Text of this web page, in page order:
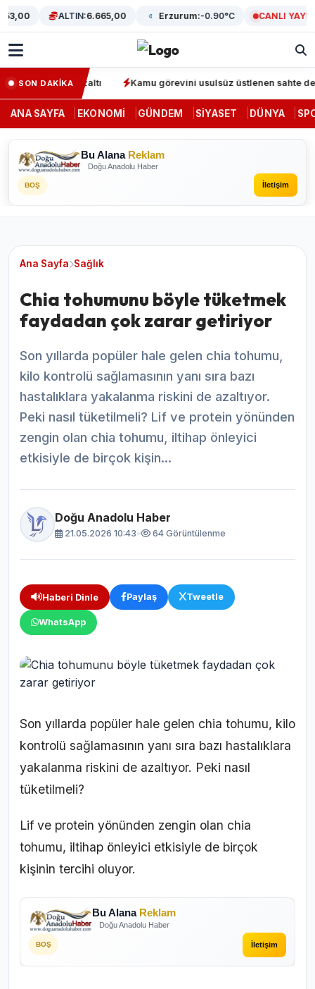
ALTIN:6.665,00 Erzurum:-0.90°C CANLI YAYIN
SON DAKİKA
64 gözaltı Kamu görevini usulsüz üstlenen sahte
ANA SAYFA EKONOMI GÜNDEM SIYASET DÜNYA
Bu Alana Reklam
Doğu Anadolu Haber
BOŞ İletişim
Ana Sayfa Sağlık
Chia tohumunu böyle tüketmek
faydadan çok zarar getiriyor
Son yıllarda popüler hale gelen chia tohumu,
kilo kontrolü sağlamasının yanı sıra bazı
hastalıklara yakalanma riskini de azaltıyor.
Peki nasıl tüketilmeli? Lif ve protein yönünden
zengin olan chia tohumu, iltihap önleyici
etkisiyle de birçok kişin...
Doğu Anadolu Haber
21.05.2026 10:43• 64 Görüntülenme
Haberi Dinle Paylaş Tweetle
WhatsApp
Son yıllarda popüler hale gelen chia tohumu, kilo
kontrolü sağlamasının yanı sıra bazı hastalıklara
yakalanma riskini de azaltıyor. Peki nasıl
tüketilmeli?
Lif ve protein yönünden zengin olan chia
tohumu, iltihap önleyici etkisiyle de birçok
kişinin tercihi oluyor.
Bu Alana Reklam
Doğu Anadolu Haber
BOŞ İletişim